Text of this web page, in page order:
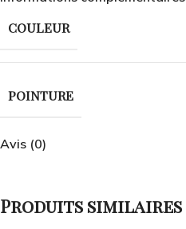
COULEUR
POINTURE
Avis (0)
Produits similaires